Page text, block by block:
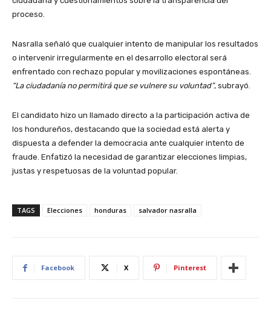
proceso.
Nasralla señaló que cualquier intento de manipular los resultados
o intervenir irregularmente en el desarrollo electoral será
enfrentado con rechazo popular y movilizaciones espontáneas.
“La ciudadanía no permitirá que se vulnere su voluntad”, subrayó.
El candidato hizo un llamado directo a la participación activa de
los hondureños, destacando que la sociedad está alerta y
dispuesta a defender la democracia ante cualquier intento de
fraude. Enfatizó la necesidad de garantizar elecciones limpias,
justas y respetuosas de la voluntad popular.
TAGS Elecciones honduras salvador nasralla
Facebook X Pinterest